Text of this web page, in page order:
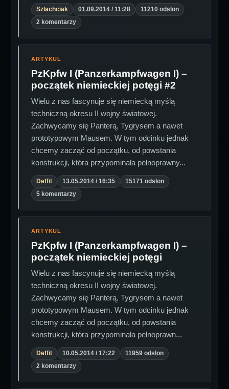
Szlachciak 01.09.2014 / 11:28
11210 odslon
2 komentarzy
ARTYKUL
PzKpfw I (Panzerkampfwagen I) –
początek niemieckiej potęgi #2
Wielu z nas fascynuje się niemiecką myślą
techniczną okresu II wojny światowej.
Zachwycamy się Panterą, Tygrysem a nawet
prototypowym Mausem. W tym odcinku jednak
chcemy zacząć od początku, od powstania
konstrukcji, która przypominała pełnoprawny...
Deffit 13.05.2014 / 16:35
15171 odslon
5 komentarzy
ARTYKUL
PzKpfw I (Panzerkampfwagen I) –
początek niemieckiej potęgi
Wielu z nas fascynuje się niemiecką myślą
techniczną okresu II wojny światowej.
Zachwycamy się Panterą, Tygrysem a nawet
prototypowym Mausem. W tym odcinku jednak
chcemy zacząć od początku, od powstania
konstrukcji, która przypominała pełnoprawn...
Deffit 10.05.2014 / 17:22
11959 odslon
2 komentarzy